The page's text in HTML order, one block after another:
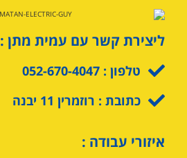
ליצירת קשר עם עמית מתן :
טלפון : 052-670-4047
כתובת : רוזמרין 11 יבנה
איזורי עבודה :